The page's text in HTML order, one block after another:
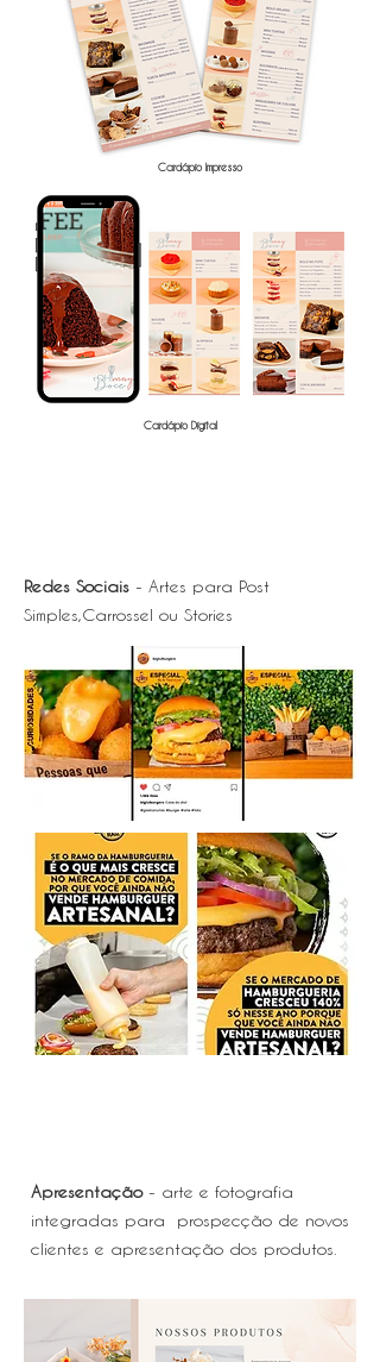
Cardápio Impresso
Cardápio Digital
Redes Sociais - Artes para Post
Simples,Carrossel ou Stories
Apresentação- arte e fotografia
integradas para prospecção de novos
clientes e apresentação dos produtos.